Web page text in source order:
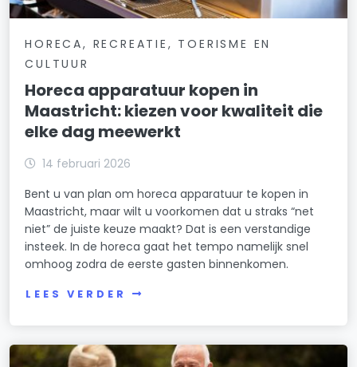
HORECA, RECREATIE, TOERISME EN
CULTUUR
Horeca apparatuur kopen in
Maastricht: kiezen voor kwaliteit die
elke dag meewerkt
14 februari 2026
Bent u van plan om horeca apparatuur te kopen in
Maastricht, maar wilt u voorkomen dat u straks “net
niet” de juiste keuze maakt? Dat is een verstandige
insteek. In de horeca gaat het tempo namelijk snel
omhoog zodra de eerste gasten binnenkomen.
LEES VERDER